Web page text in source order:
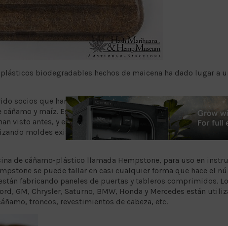
biodegradables hechos de maicena ha dado lugar a
socios que han sido capaces de producir un nuevo material
y maíz. Este nuevo material tiene una fuerza única y
visto antes, y este material puede ser inyectado o soplado
moldes existentes, incluyendo recipientes de cosméticos,
de cáñamo-plástico llamada Hempstone, para uso en
se puede tallar en casi cualquier forma que hace el
fabricando paneles de puertas y tableros comprimidos.
GM, Chrysler, Saturno, BMW, Honda y Mercedes están
troncos, revestimientos de cabeza, etc.